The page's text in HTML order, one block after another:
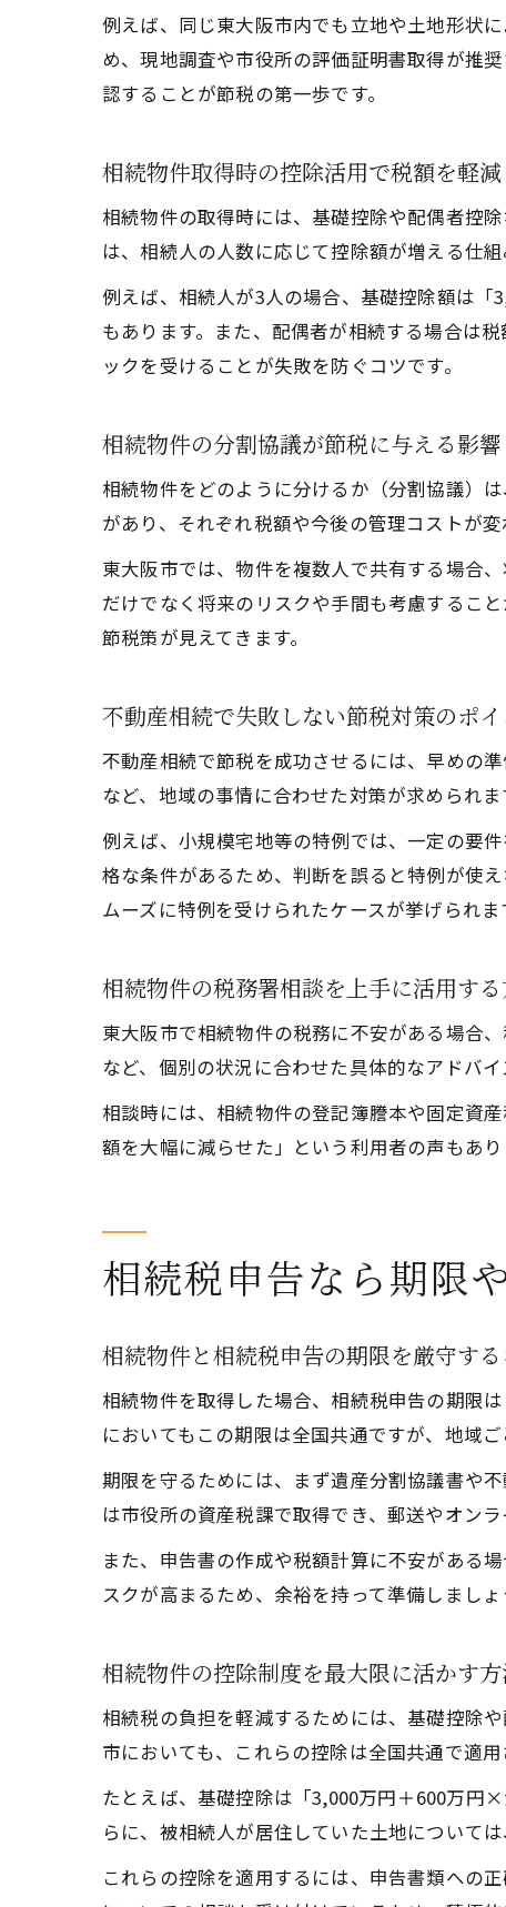
例えば、同じ東大阪市内でも立地や土地形状
め、現地調査や市役所の評価証明書取得が推
認することが節税の第一歩です。
相続物件取得時の控除活用で税額を軽減
相続物件の取得時には、基礎控除や配偶者控
は、相続人の人数に応じて控除額が増える仕
例えば、相続人が3人の場合、基礎控除額は
もあります。また、配偶者が相続する場合は
ックを受けることが失敗を防ぐコツです。
相続物件の分割協議が節税に与える影響
相続物件をどのように分けるか（分割協議）
があり、それぞれ税額や今後の管理コストが変
東大阪市では、物件を複数人で共有する場合
だけでなく将来のリスクや手間も考慮するこ
節税策が見えてきます。
不動産相続で失敗しない節税対策のポイ
不動産相続で節税を成功させるには、早めの
など、地域の事情に合わせた対策が求められま
例えば、小規模宅地等の特例では、一定の要
格な条件があるため、判断を誤ると特例が使
ムーズに特例を受けられたケースが挙げられま
相続物件の税務署相談を上手に活用す
東大阪市で相続物件の税務に不安がある場合
など、個別の状況に合わせた具体的なアドバイ
相談時には、相続物件の登記簿謄本や固定資
額を大幅に減らせた」という利用者の声もあ
相続税申告なら期限
相続物件と相続税申告の期限を厳守する
相続物件を取得した場合、相続税申告の期限
においてもこの期限は全国共通ですが、地域
期限を守るためには、まず遺産分割協議書や
は市役所の資産税課で取得でき、郵送やオンラ
また、申告書の作成や税額計算に不安がある
スクが高まるため、余裕を持って準備しましょ
相続物件の控除制度を最大限に活かす
相続税の負担を軽減するためには、基礎控除
市においても、これらの控除は全国共通で適用
たとえば、基礎控除は「3,000万円＋600万円
らに、被相続人が居住していた土地について
これらの控除を適用するには、申告書類への